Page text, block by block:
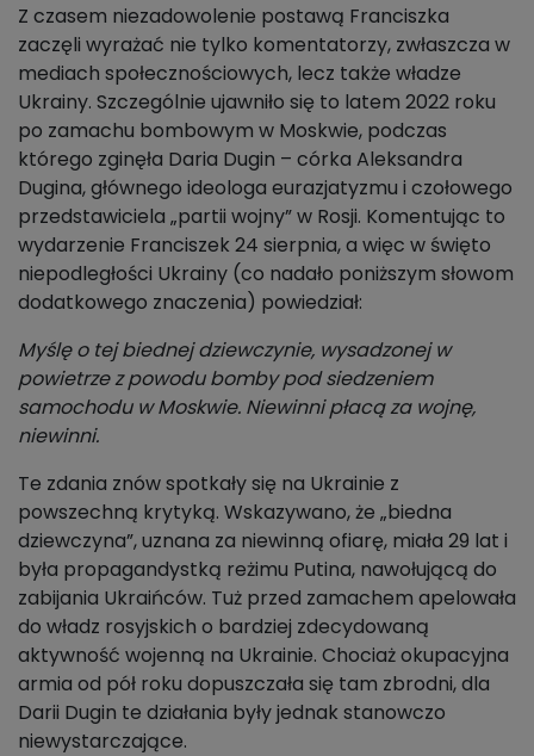
Z czasem niezadowolenie postawą Franciszka
zaczęli wyrażać nie tylko komentatorzy, zwłaszcza w
mediach społecznościowych, lecz także władze
Ukrainy. Szczególnie ujawniło się to latem 2022 roku
po zamachu bombowym w Moskwie, podczas
którego zginęła Daria Dugin – córka Aleksandra
Dugina, głównego ideologa eurazjatyzmu i czołowego
przedstawiciela „partii wojny” w Rosji. Komentując to
wydarzenie Franciszek 24 sierpnia, a więc w święto
niepodległości Ukrainy (co nadało poniższym słowom
dodatkowego znaczenia) powiedział:
Myślę o tej biednej dziewczynie, wysadzonej w
powietrze z powodu bomby pod siedzeniem
samochodu w Moskwie. Niewinni płacą za wojnę,
niewinni.
Te zdania znów spotkały się na Ukrainie z
powszechną krytyką. Wskazywano, że „biedna
dziewczyna”, uznana za niewinną ofiarę, miała 29 lat i
była propagandystką reżimu Putina, nawołującą do
zabijania Ukraińców. Tuż przed zamachem apelowała
do władz rosyjskich o bardziej zdecydowaną
aktywność wojenną na Ukrainie. Chociaż okupacyjna
armia od pół roku dopuszczała się tam zbrodni, dla
Darii Dugin te działania były jednak stanowczo
niewystarczające.